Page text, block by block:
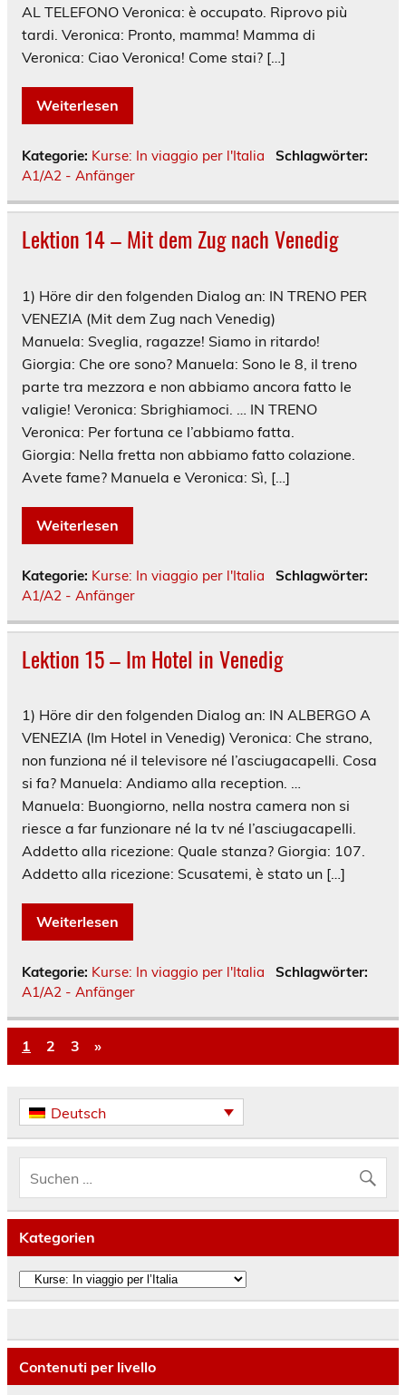
AL TELEFONO Veronica: è occupato. Riprovo più
tardi. Veronica: Pronto, mamma! Mamma di
Veronica: Ciao Veronica! Come stai? […]
Weiterlesen
Kategorie: Kurse: In viaggio per l'Italia
Schlagwörter:
A1/A2 - Anfänger
Lektion 14 – Mit dem Zug nach Venedig
1) Höre dir den folgenden Dialog an: IN TRENO PER
VENEZIA (Mit dem Zug nach Venedig)
Manuela: Sveglia, ragazze! Siamo in ritardo!
Giorgia: Che ore sono? Manuela: Sono le 8, il treno
parte tra mezzora e non abbiamo ancora fatto le
valigie! Veronica: Sbrighiamoci. … IN TRENO
Veronica: Per fortuna ce l’abbiamo fatta.
Giorgia: Nella fretta non abbiamo fatto colazione.
Avete fame? Manuela e Veronica: Sì, […]
Weiterlesen
Kategorie: Kurse: In viaggio per l'Italia
Schlagwörter:
A1/A2 - Anfänger
Lektion 15 – Im Hotel in Venedig
1) Höre dir den folgenden Dialog an: IN ALBERGO A
VENEZIA (Im Hotel in Venedig) Veronica: Che strano,
non funziona né il televisore né l’asciugacapelli. Cosa
si fa? Manuela: Andiamo alla reception. …
Manuela: Buongiorno, nella nostra camera non si
riesce a far funzionare né la tv né l’asciugacapelli.
Addetto alla ricezione: Quale stanza? Giorgia: 107.
Addetto alla ricezione: Scusatemi, è stato un […]
Weiterlesen
Kategorie: Kurse: In viaggio per l'Italia
Schlagwörter:
A1/A2 - Anfänger
1 2 3 »
Deutsch
Kategorien
Kategorien
Contenuti per livello